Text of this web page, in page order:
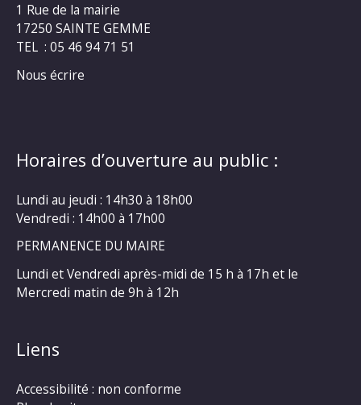
1 Rue de la mairie
17250 SAINTE GEMME
TEL : 05 46 94 71 51
Nous écrire
Horaires d’ouverture au public :
Lundi au jeudi : 14h30 à 18h00
Vendredi : 14h00 à 17h00
PERMANENCE DU MAIRE
Lundi et Vendredi après-midi de 15 h à 17h et le
Mercredi matin de 9h à 12h
Liens
Accessibilité : non conforme